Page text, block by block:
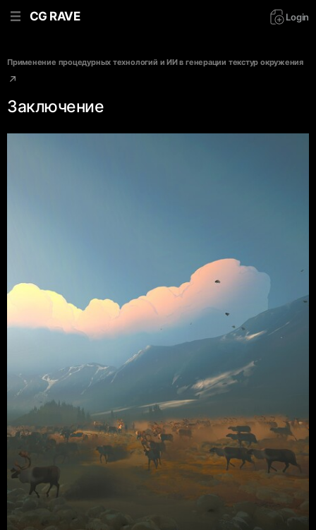
CG RAVE Login
Применение процедурных технологий и ИИ в генерации текстур окружения
Заключение